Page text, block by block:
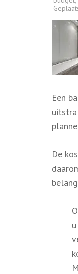
Een
De